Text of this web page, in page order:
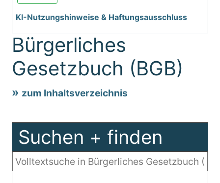
KI-Nutzungshinweise & Haftungsausschluss
Bürgerliches
Gesetzbuch (BGB)
zum Inhaltsverzeichnis
Suchen + finden